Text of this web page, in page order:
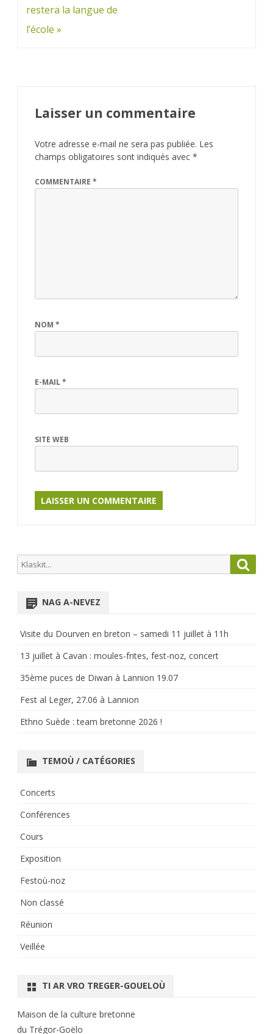
de
l’article
restera la langue de
l’école »
Laisser un commentaire
Votre adresse e-mail ne sera pas publiée. Les
champs obligatoires sont indiqués avec *
COMMENTAIRE *
NOM *
E-MAIL*
SITE WEB
Search
for:
NAG A-NEVEZ
Visite du Dourven en breton – samedi 11 juillet à 11h
13 juillet à Cavan : moules-frites, fest-noz, concert
35ème puces de Diwan à Lannion 19.07
Fest al Leger, 27.06 à Lannion
Ethno Suède : team bretonne 2026 !
TEMOÙ / CATÉGORIES
Concerts
Conférences
Cours
Exposition
Festoù-noz
Non classé
Réunion
Veillée
TI AR VRO TREGER-GOUELOÙ
Maison de la culture bretonne
du Trégor-Goëlo